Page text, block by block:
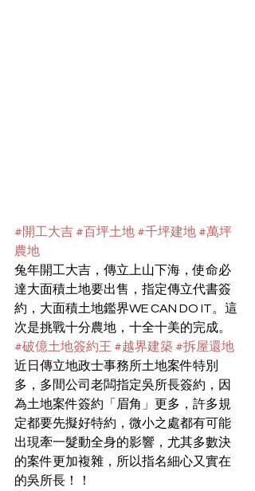
#開工大吉 #百坪土地 #千坪建地 #萬坪
農地
兔年開工大吉，傳立上山下海，使命必
達大面積土地要出售，指定傳立代書簽
約，大面積土地鑑界WE CAN DO IT。這
次是挑戰十分農地，十全十美的完成。
#破億土地簽約王 #越界建築 #拆屋還地
近日傳立地政士事務所土地案件特別
多，多間公司老闆指定吳所長簽約，因
為土地案件簽約「眉角」更多，許多規
定都要先擬好特約，微小之處都有可能
出現牽一髮動全身的影響，尤其多數決
的案件更加複雜，所以指名細心又實在
的吳所長！！